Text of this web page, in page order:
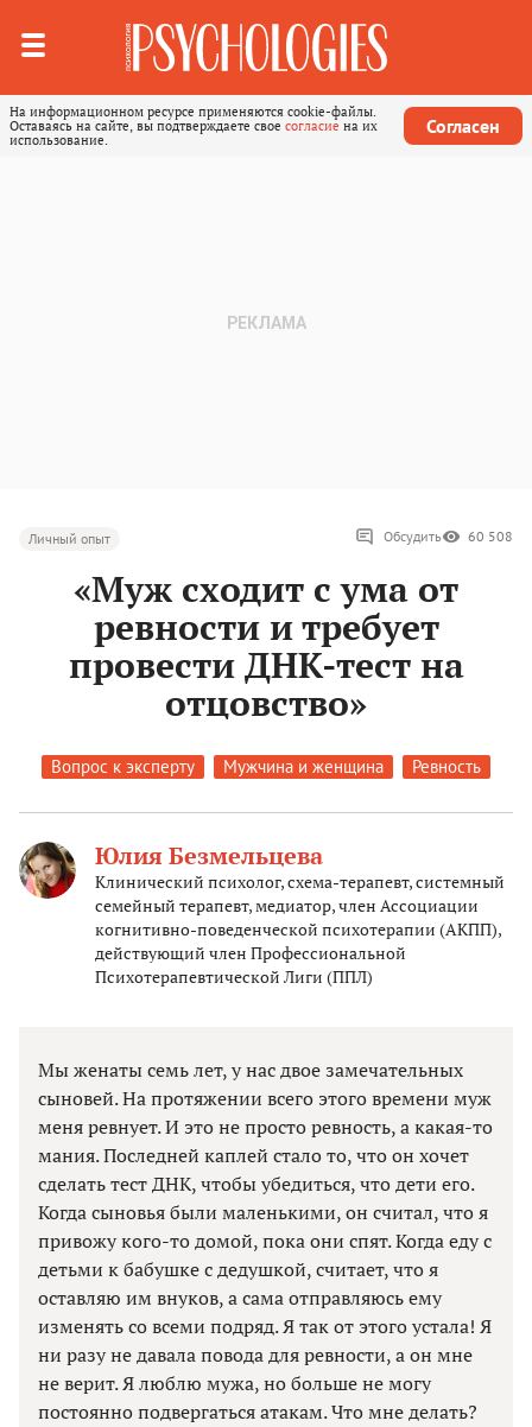
На информационном ресурсе применяются cookie-файлы.
Оставаясь на сайте, вы подтверждаете свое согласие на их
использование.
Согласен
Личный опыт Обсудить 60 508
«Муж сходит с ума от
ревности и требует
провести ДНК-тест на
отцовство»
Вопрос к эксперту Мужчина и женщина Ревность
Юлия Безмельцева
Клинический психолог, схема-терапевт, системный
семейный терапевт, медиатор, член Ассоциации
когнитивно-поведенческой психотерапии (АКПП),
действующий член Профессиональной
Психотерапевтической Лиги (ППЛ)
Мы женаты семь лет, у нас двое замечательных
сыновей. На протяжении всего этого времени муж
меня ревнует. И это не просто ревность, а какая-то
мания. Последней каплей стало то, что он хочет
сделать тест ДНК, чтобы убедиться, что дети его.
Когда сыновья были маленькими, он считал, что я
привожу кого-то домой, пока они спят. Когда еду с
детьми к бабушке с дедушкой, считает, что я
оставляю им внуков, а сама отправляюсь ему
изменять со всеми подряд. Я так от этого устала! Я
ни разу не давала повода для ревности, а он мне
не верит. Я люблю мужа, но больше не могу
постоянно подвергаться атакам. Что мне делать?